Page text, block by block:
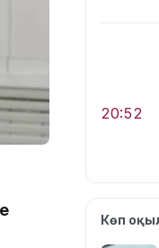
20:52
Көп